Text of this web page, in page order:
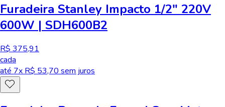
Furadeira Stanley Impacto 1/2" 220V
600W | SDH600B2
R$ 375,91
cada
até 7x R$ 53,70 sem juros